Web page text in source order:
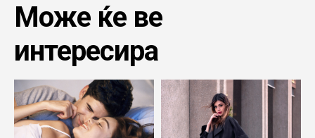
Може ќе ве
интересира